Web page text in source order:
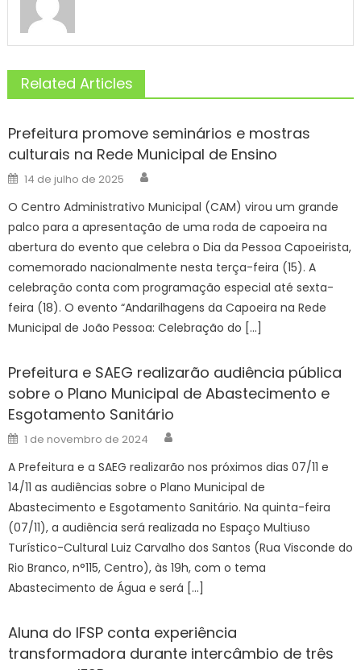
Related Articles
Prefeitura promove seminários e mostras
culturais na Rede Municipal de Ensino
Posted
on
14 de julho de 2025
O Centro Administrativo Municipal (CAM) virou um grande
palco para a apresentação de uma roda de capoeira na
abertura do evento que celebra o Dia da Pessoa Capoeirista,
comemorado nacionalmente nesta terça-feira (15). A
celebração conta com programação especial até sexta-
feira (18). O evento “Andarilhagens da Capoeira na Rede
Municipal de João Pessoa: Celebração do […]
Prefeitura e SAEG realizarão audiência pública
sobre o Plano Municipal de Abastecimento e
Esgotamento Sanitário
Posted
on
1 de novembro de 2024
A Prefeitura e a SAEG realizarão nos próximos dias 07/11 e
14/11 as audiências sobre o Plano Municipal de
Abastecimento e Esgotamento Sanitário. Na quinta-feira
(07/11), a audiência será realizada no Espaço Multiuso
Turístico-Cultural Luiz Carvalho dos Santos (Rua Visconde do
Rio Branco, n°115, Centro), às 19h, com o tema
Abastecimento de Água e será […]
Aluna do IFSP conta experiência
transformadora durante intercâmbio de três